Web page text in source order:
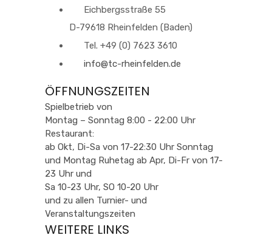
Eichbergsstraße 55
D-79618 Rheinfelden (Baden)
Tel. +49 (0) 7623 3610
info@tc-rheinfelden.de
ÖFFNUNGSZEITEN
Spielbetrieb von
Montag – Sonntag 8:00 - 22:00 Uhr
Restaurant:
ab Okt, Di-Sa von 17-22:30 Uhr Sonntag
und Montag Ruhetag ab Apr, Di-Fr von 17-
23 Uhr und
Sa 10-23 Uhr, SO 10-20 Uhr
und zu allen Turnier- und
Veranstaltungszeiten
WEITERE LINKS